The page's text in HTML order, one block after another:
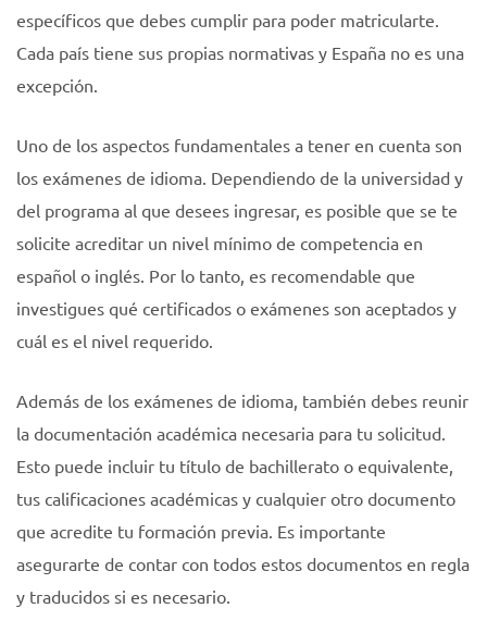
específicos que debes cumplir para poder matricularte.
Cada país tiene sus propias normativas y España no es una
excepción.
Uno de los aspectos fundamentales a tener en cuenta son
los exámenes de idioma. Dependiendo de la universidad y
del programa al que desees ingresar, es posible que se te
solicite acreditar un nivel mínimo de competencia en
español o inglés. Por lo tanto, es recomendable que
investigues qué certificados o exámenes son aceptados y
cuál es el nivel requerido.
Además de los exámenes de idioma, también debes reunir
la documentación académica necesaria para tu solicitud.
Esto puede incluir tu título de bachillerato o equivalente,
tus calificaciones académicas y cualquier otro documento
que acredite tu formación previa. Es importante
asegurarte de contar con todos estos documentos en regla
y traducidos si es necesario.